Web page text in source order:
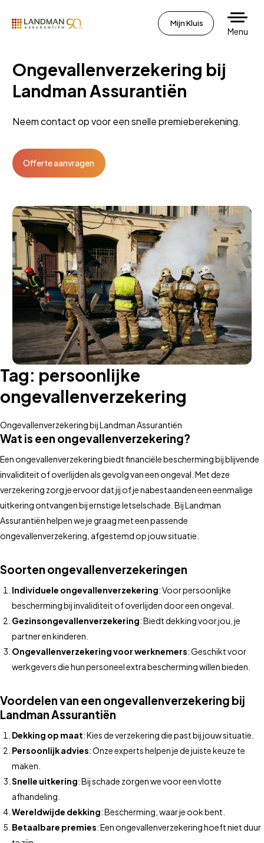
Mijn Kluis
Menu
Ongevallenverzekering bij
Landman Assurantiën
Neem contact op voor een snelle premieberekening.
Offerte aanvragen
Tag: persoonlijke
ongevallenverzekering
Ongevallenverzekering bij Landman Assurantiën
Wat is een ongevallenverzekering?
Een ongevallenverzekering biedt financiële bescherming bij blijvende
invaliditeit of overlijden als gevolg van een ongeval. Met deze
verzekering zorg je ervoor dat jij of je nabestaanden een eenmalige
uitkering ontvangen bij ernstige letselschade. Bij Landman
Assurantiën helpen we je graag met een passende
ongevallenverzekering, afgestemd op jouw situatie.
Soorten ongevallenverzekeringen
Individuele ongevallenverzekering: Voor persoonlijke
bescherming bij invaliditeit of overlijden door een ongeval.
Gezinsongevallenverzekering: Biedt dekking voor jou, je
partner en kinderen.
Ongevallenverzekering voor werknemers: Geschikt voor
werkgevers die hun personeel extra bescherming willen bieden.
Voordelen van een ongevallenverzekering bij
Landman Assurantiën
Dekking op maat: Kies de verzekering die past bij jouw situatie.
Persoonlijk advies: Onze experts helpen je de juiste keuze te
maken.
Snelle uitkering: Bij schade zorgen we voor een vlotte
afhandeling.
Wereldwijde dekking: Bescherming, waar je ook bent.
Betaalbare premies: Een ongevallenverzekering hoeft niet duur